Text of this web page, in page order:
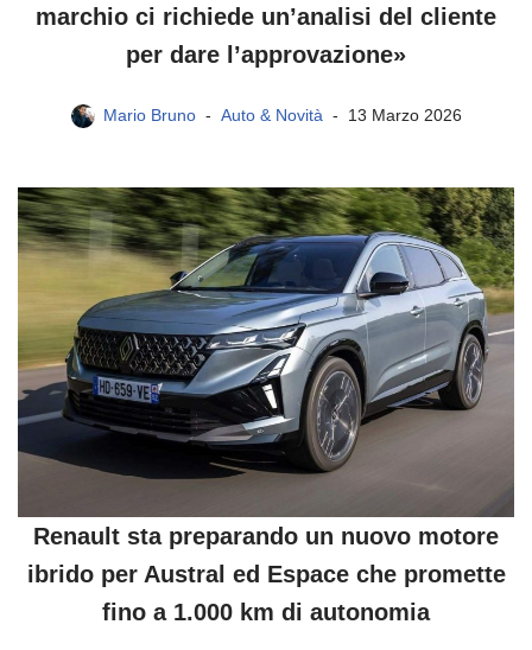
marchio ci richiede un’analisi del cliente
per dare l’approvazione»
Mario Bruno Auto & Novità 13 Marzo 2026
Renault sta preparando un nuovo motore
ibrido per Austral ed Espace che promette
fino a 1.000 km di autonomia